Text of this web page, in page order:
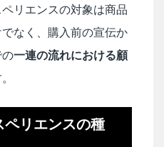
リエンスの対象は商品
なく、購入前の宣伝か
の一連の流れにおける顧
ペリエンスの種